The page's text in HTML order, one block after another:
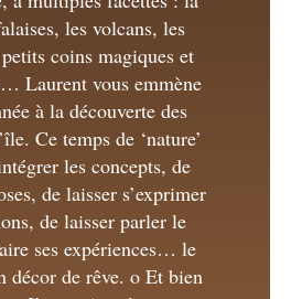
les volcans, les
coins magiques et
Laurent vous emmène
à la découverte des
Ce temps de ‘nature’
les concepts, de
de laisser s’exprimer
de laisser parler le
ses expériences… le
décor de rêve. o Et bien